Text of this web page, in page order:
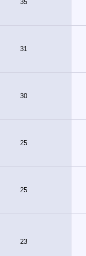
35
31
30
25
25
23